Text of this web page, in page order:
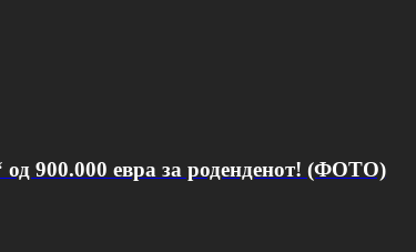
од 900.000 евра за роденденот! (ФОТО)